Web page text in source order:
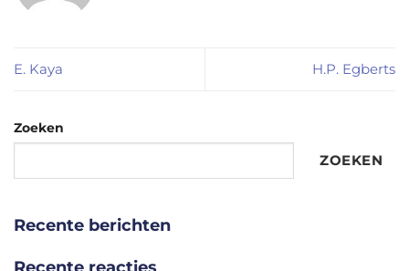
E. Kaya H.P. Egberts
Zoeken
ZOEKEN
Recente berichten
Recente reacties